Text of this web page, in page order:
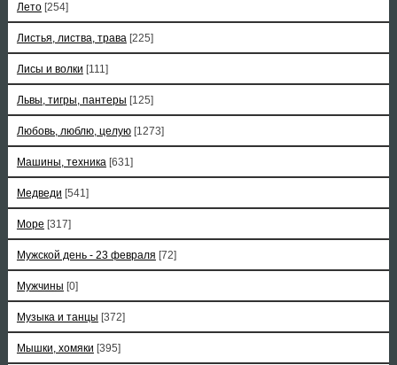
Лето [254]
Листья, листва, трава [225]
Лисы и волки [111]
Львы, тигры, пантеры [125]
Любовь, люблю, целую [1273]
Машины, техника [631]
Медведи [541]
Море [317]
Мужской день - 23 февраля [72]
Мужчины [0]
Музыка и танцы [372]
Мышки, хомяки [395]